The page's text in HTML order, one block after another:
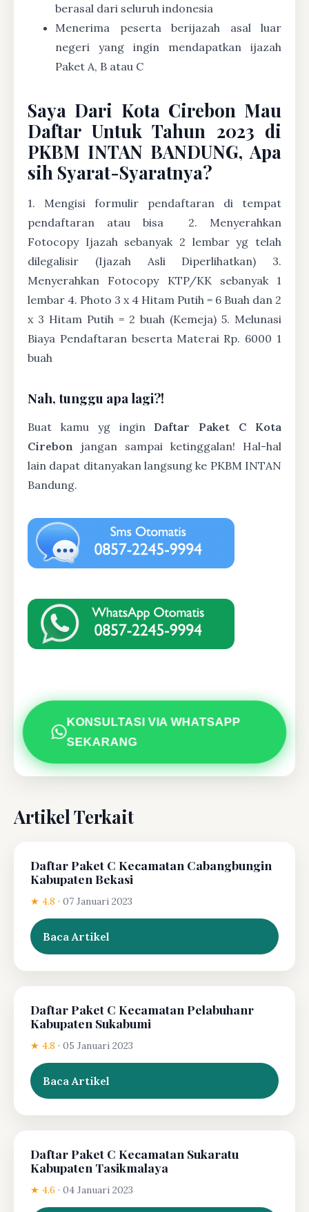
berasal dari seluruh indonesia
Menerima peserta berijazah asal luar
negeri yang ingin mendapatkan ijazah
Paket A, B atau C
Saya Dari Kota Cirebon Mau
Daftar Untuk Tahun 2023 di
PKBM INTAN BANDUNG, Apa
sih Syarat-Syaratnya?
1. Mengisi formulir pendaftaran di tempat
pendaftaran atau bisa
2. Menyerahkan
Fotocopy Ijazah sebanyak 2 lembar yg telah
dilegalisir (Ijazah Asli Diperlihatkan) 3.
Menyerahkan Fotocopy KTP/KK sebanyak 1
lembar 4. Photo 3 x 4 Hitam Putih = 6 Buah dan 2
x 3 Hitam Putih = 2 buah (Kemeja) 5. Melunasi
Biaya Pendaftaran beserta Materai Rp. 6000 1
buah
Nah, tunggu apa lagi?!
Buat kamu yg ingin Daftar Paket C Kota
Cirebon jangan sampai ketinggalan! Hal-hal
lain dapat ditanyakan langsung ke PKBM INTAN
Bandung.
KONSULTASI VIA WHATSAPP
SEKARANG
Artikel Terkait
Daftar Paket C Kecamatan Cabangbungin
Kabupaten Bekasi
★ 4.8 · 07 Januari 2023
Baca Artikel
Daftar Paket C Kecamatan Pelabuhanr
Kabupaten Sukabumi
★ 4.8 · 05 Januari 2023
Baca Artikel
Daftar Paket C Kecamatan Sukaratu
Kabupaten Tasikmalaya
★ 4.6 · 04 Januari 2023